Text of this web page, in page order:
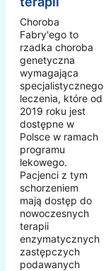
Choroba
Fabry'ego to
rzadka choroba
genetyczna
wymagająca
specjalistycznego
leczenia, które od
2019 roku jest
dostępne w
Polsce w ramach
programu
lekowego.
Pacjenci z tym
schorzeniem
mają dostęp do
nowoczesnych
terapii
enzymatycznych
zastępczych
podawanych